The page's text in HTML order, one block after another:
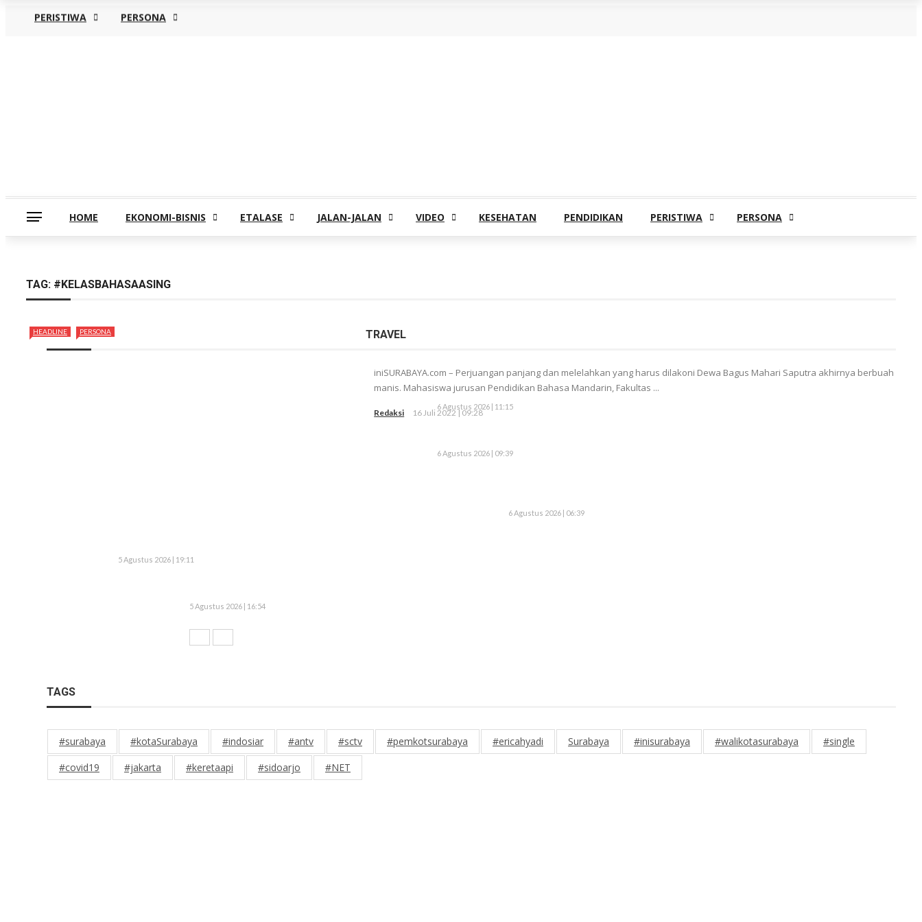
HOME EKONOMI-BISNIS ETALASE JALAN-JALAN VIDEO KESEHATAN PENDIDIKAN PERISTIWA PERSONA
PERISTIWA PERSONA
TAG: #KELASBAHASAASING
HEADLINE PERSONA
iniSURABAYA.com – Perjuangan panjang dan melelahkan yang harus dilakoni Dewa Bagus Mahari Saputra akhirnya berbuah
manis. Mahasiswa jurusan Pendidikan Bahasa Mandarin, Fakultas ...
Redaksi 16 Juli 2022 | 09:28
TRAVEL
6 Agustus 2026 | 11:15
6 Agustus 2026 | 09:39
6 Agustus 2026 | 06:39
5 Agustus 2026 | 19:11
5 Agustus 2026 | 16:54
TAGS
#surabaya #kotaSurabaya #indosiar #antv #sctv #pemkotsurabaya #ericahyadi Surabaya #inisurabaya #walikotasurabaya
#single
#covid19
#jakarta #keretaapi #sidoarjo #NET